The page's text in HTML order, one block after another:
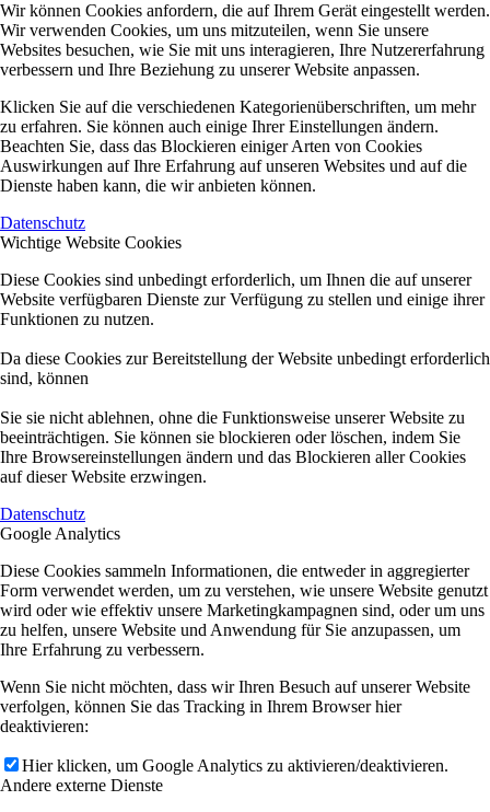
Wir können Cookies anfordern, die auf Ihrem Gerät eingestellt werden.
Wir verwenden Cookies, um uns mitzuteilen, wenn Sie unsere
Websites besuchen, wie Sie mit uns interagieren, Ihre Nutzererfahrung
verbessern und Ihre Beziehung zu unserer Website anpassen.
Klicken Sie auf die verschiedenen Kategorienüberschriften, um mehr
zu erfahren. Sie können auch einige Ihrer Einstellungen ändern.
Beachten Sie, dass das Blockieren einiger Arten von Cookies
Auswirkungen auf Ihre Erfahrung auf unseren Websites und auf die
Dienste haben kann, die wir anbieten können.
Datenschutz
Wichtige Website Cookies
Diese Cookies sind unbedingt erforderlich, um Ihnen die auf unserer
Website verfügbaren Dienste zur Verfügung zu stellen und einige ihrer
Funktionen zu nutzen.
Da diese Cookies zur Bereitstellung der Website unbedingt erforderlich
sind, können
Sie sie nicht ablehnen, ohne die Funktionsweise unserer Website zu
beeinträchtigen. Sie können sie blockieren oder löschen, indem Sie
Ihre Browsereinstellungen ändern und das Blockieren aller Cookies
auf dieser Website erzwingen.
Datenschutz
Google Analytics
Diese Cookies sammeln Informationen, die entweder in aggregierter
Form verwendet werden, um zu verstehen, wie unsere Website genutzt
wird oder wie effektiv unsere Marketingkampagnen sind, oder um uns
zu helfen, unsere Website und Anwendung für Sie anzupassen, um
Ihre Erfahrung zu verbessern.
Wenn Sie nicht möchten, dass wir Ihren Besuch auf unserer Website
verfolgen, können Sie das Tracking in Ihrem Browser hier
deaktivieren:
Hier klicken, um Google Analytics zu aktivieren/deaktivieren.
Andere externe Dienste